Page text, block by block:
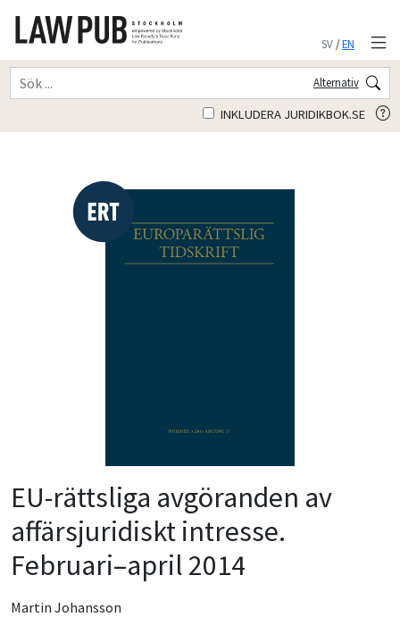
SV/EN
Alternativ
INKLUDERA JURIDIKBOK.SE
EU-rättsliga avgöranden av
affärsjuridiskt intresse.
Februari–april 2014
Martin Johansson